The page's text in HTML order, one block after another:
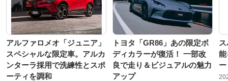
アルファロメオ「ジュニア」
スペシャルな限定車。アルカ
ンターラ採用で洗練性とスポ
ーティを調和
トヨタ「GR86」あの限定ボ
ディカラーが復活！ 一部改
良で走り＆ビジュアルの魅力
アップ
能